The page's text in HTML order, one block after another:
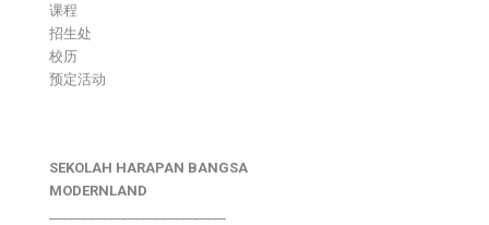
课程
招生处
校历
预定活动
SEKOLAH HARAPAN BANGSA
MODERNLAND